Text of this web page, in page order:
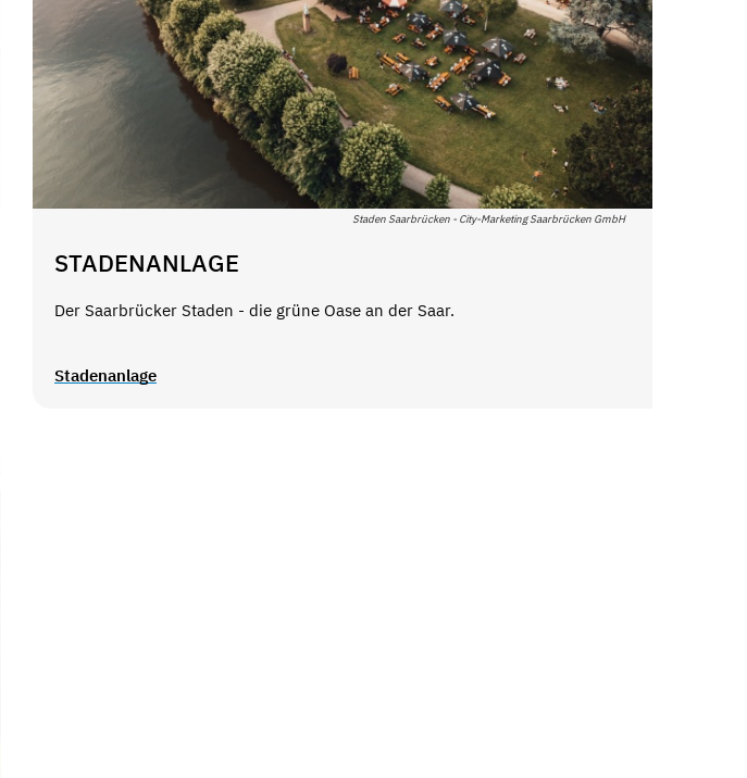
Staden Saarbrücken - City-Marketing Saarbrücken GmbH
STADENANLAGE
Der Saarbrücker Staden - die grüne Oase an der Saar.
Stadenanlage